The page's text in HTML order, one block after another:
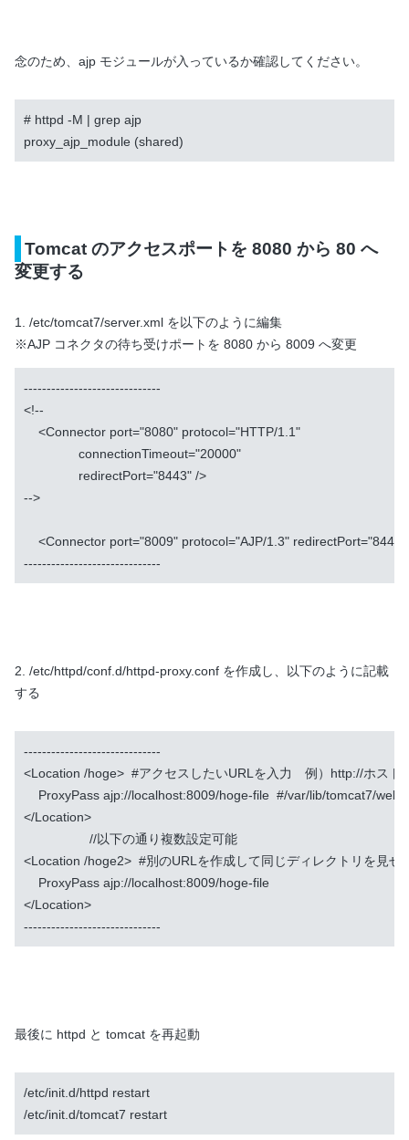
念のため、ajp モジュールが入っているか確認してください。
# httpd -M | grep ajp
proxy_ajp_module (shared)
Tomcat のアクセスポートを 8080 から 80 へ
変更する
1. /etc/tomcat7/server.xml を以下のように編集
※AJP コネクタの待ち受けポートを 8080 から 8009 へ変更
------------------------------
<!--
    <Connector port="8080" protocol="HTTP/1.1"
               connectionTimeout="20000"
               redirectPort="8443" />
-->
<Connector port="8009" protocol="AJP/1.3" redirectPort="8443"
------------------------------
2. /etc/httpd/conf.d/httpd-proxy.conf を作成し、以下のように記載
する
------------------------------
<Location /hoge>  #アクセスしたいURLを入力　例）http://ホスト
ProxyPass ajp://localhost:8009/hoge-file  #/var/lib/tomcat7/
</Location>
                  //以下の通り複数設定可能
<Location /hoge2>  #別のURLを作成して同じディレクトリを見せ
    ProxyPass ajp://localhost:8009/hoge-file
</Location>
最後に httpd と tomcat を再起動
/etc/init.d/httpd restart
/etc/init.d/tomcat7 restart